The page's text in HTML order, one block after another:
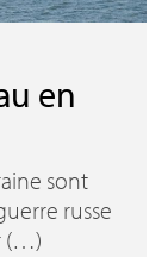
en
sont
russe
(…)